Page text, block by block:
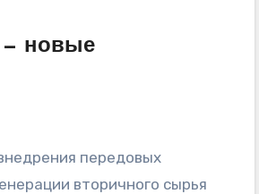
— новые
вторичного сырья